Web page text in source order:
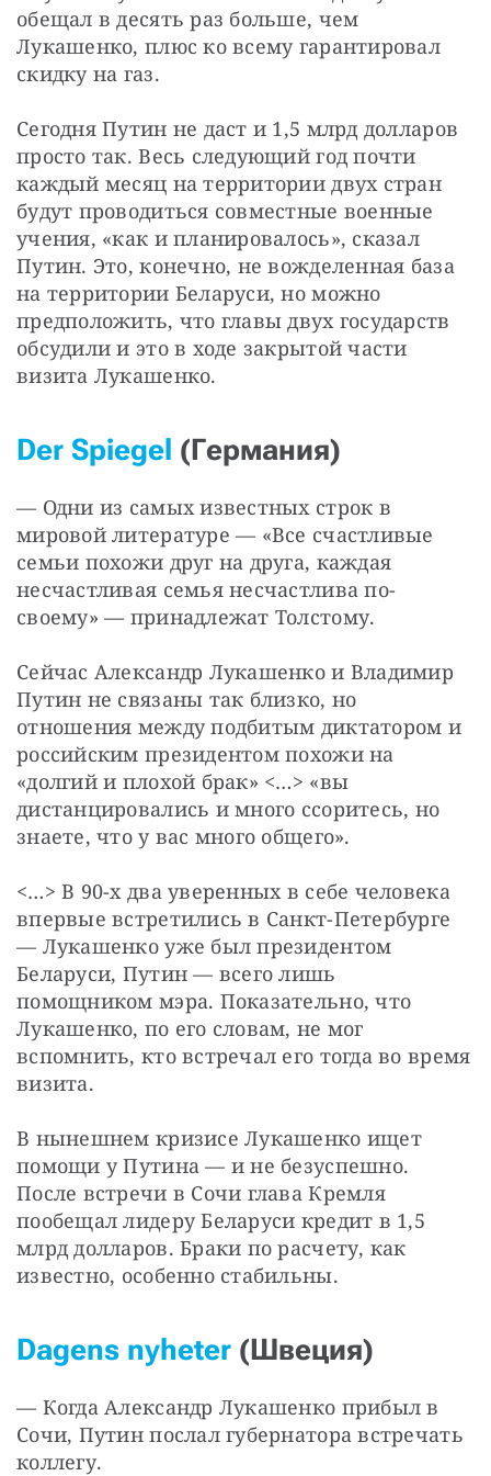
обещал в десять раз больше, чем
Лукашенко, плюс ко всему гарантировал
скидку на газ.
Сегодня Путин не даст и 1,5 млрд долларов
просто так. Весь следующий год почти
каждый месяц на территории двух стран
будут проводиться совместные военные
учения, «как и планировалось», сказал
Путин. Это, конечно, не вожделенная база
на территории Беларуси, но можно
предположить, что главы двух государств
обсудили и это в ходе закрытой части
визита Лукашенко.
Der Spiegel (Германия)
— Одни из самых известных строк в
мировой литературе — «Все счастливые
семьи похожи друг на друга, каждая
несчастливая семья несчастлива по-
своему» — принадлежат Толстому.
Сейчас Александр Лукашенко и Владимир
Путин не связаны так близко, но
отношения между подбитым диктатором и
российским президентом похожи на
«долгий и плохой брак» <…> «вы
дистанцировались и много ссоритесь, но
знаете, что у вас много общего».
<…> В 90-х два уверенных в себе человека
впервые встретились в Санкт-Петербурге
— Лукашенко уже был президентом
Беларуси, Путин — всего лишь
помощником мэра. Показательно, что
Лукашенко, по его словам, не мог
вспомнить, кто встречал его тогда во время
визита.
В нынешнем кризисе Лукашенко ищет
помощи у Путина — и не безуспешно.
После встречи в Сочи глава Кремля
пообещал лидеру Беларуси кредит в 1,5
млрд долларов. Браки по расчету, как
известно, особенно стабильны.
Dagens nyheter (Швеция)
— Когда Александр Лукашенко прибыл в
Сочи, Путин послал губернатора встречать
коллегу.